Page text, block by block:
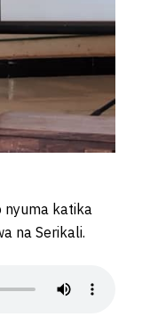
nyuma katika
na Serikali.